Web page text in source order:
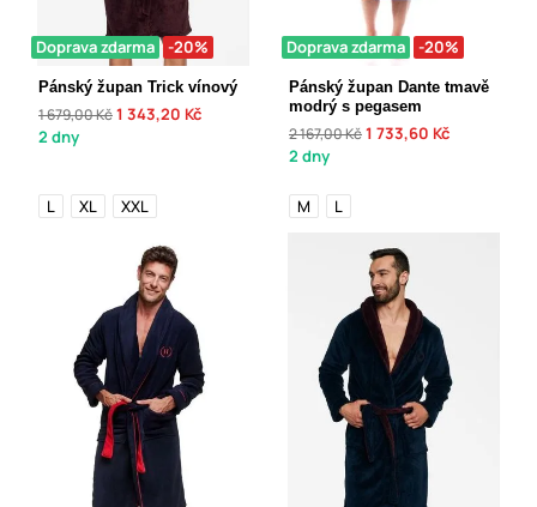
Doprava zdarma -20%
Pánský župan Trick vínový
1 679,00 Kč1 343,20 Kč
2 dny
L XL XXL
Doprava zdarma -20%
Pánský župan Dante tmavě
modrý s pegasem
2 167,00 Kč1 733,60 Kč
2 dny
M L